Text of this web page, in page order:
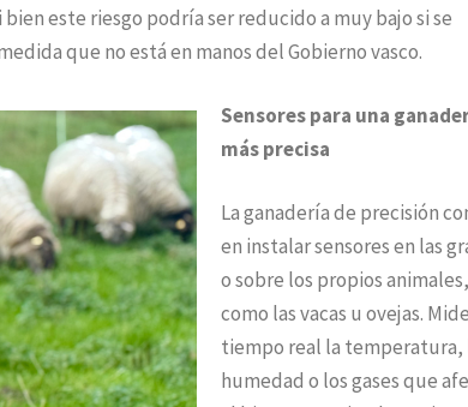
este riesgo podría ser reducido a muy bajo si se
que no está en manos del Gobierno vasco.
Sensores para una
más precisa
La ganadería de precisión
en instalar sensores en las
o sobre los propios animales,
como las vacas u ovejas.
tiempo real la temperatura,
humedad o los gases que